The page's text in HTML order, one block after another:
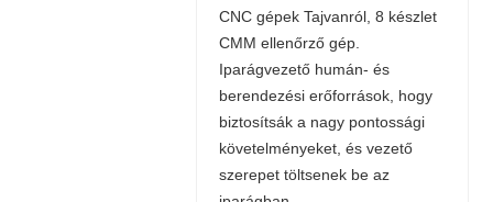
CNC gépek Tajvanról, 8 készlet
CMM ellenőrző gép.
Iparágvezető humán- és
berendezési erőforrások, hogy
biztosítsák a nagy pontossági
követelményeket, és vezető
szerepet töltsenek be az